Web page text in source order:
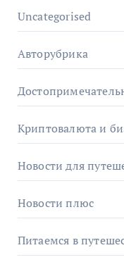
Uncategorised
Авторубрика
Криптовалюта и
Новости для
Новости плюс
Питаемся в